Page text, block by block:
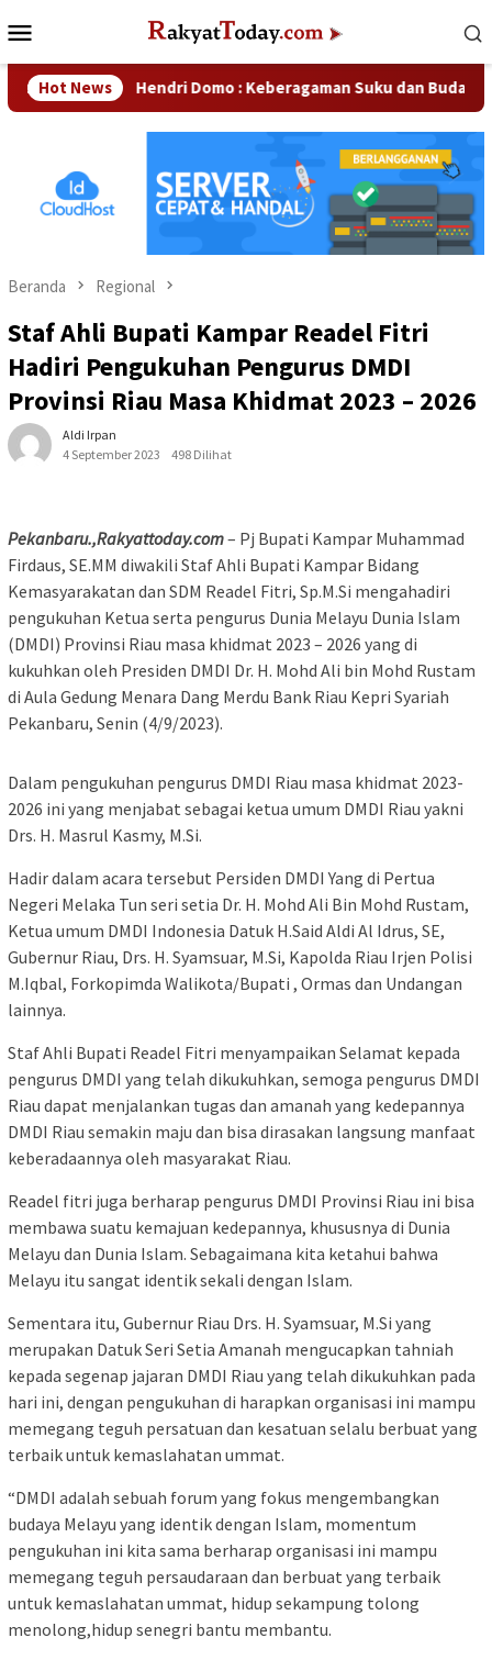
ke
Mobile
Hot News
Hendri Domo : Keberagaman Suku dan Budaya di
Beranda Regional
Staf Ahli Bupati Kampar Readel Fitri
Hadiri Pengukuhan Pengurus DMDI
Provinsi Riau Masa Khidmat 2023 – 2026
Aldi Irpan
4 September 2023
498 Dilihat
Pekanbaru.,Rakyattoday.com– Pj Bupati Kampar Muhammad
Firdaus, SE.MM diwakili Staf Ahli Bupati Kampar Bidang
Kemasyarakatan dan SDM Readel Fitri, Sp.M.Si mengahadiri
pengukuhan Ketua serta pengurus Dunia Melayu Dunia Islam
(DMDI) Provinsi Riau masa khidmat 2023 – 2026 yang di
kukuhkan oleh Presiden DMDI Dr. H. Mohd Ali bin Mohd Rustam
di Aula Gedung Menara Dang Merdu Bank Riau Kepri Syariah
Pekanbaru, Senin (4/9/2023).
Dalam pengukuhan pengurus DMDI Riau masa khidmat 2023-
2026 ini yang menjabat sebagai ketua umum DMDI Riau yakni
Drs. H. Masrul Kasmy, M.Si.
Hadir dalam acara tersebut Persiden DMDI Yang di Pertua
Negeri Melaka Tun seri setia Dr. H. Mohd Ali Bin Mohd Rustam,
Ketua umum DMDI Indonesia Datuk H.Said Aldi Al Idrus, SE,
Gubernur Riau, Drs. H. Syamsuar, M.Si, Kapolda Riau Irjen Polisi
M.Iqbal, Forkopimda Walikota/Bupati , Ormas dan Undangan
lainnya.
Staf Ahli Bupati Readel Fitri menyampaikan Selamat kepada
pengurus DMDI yang telah dikukuhkan, semoga pengurus DMDI
Riau dapat menjalankan tugas dan amanah yang kedepannya
DMDI Riau semakin maju dan bisa dirasakan langsung manfaat
keberadaannya oleh masyarakat Riau.
Readel fitri juga berharap pengurus DMDI Provinsi Riau ini bisa
membawa suatu kemajuan kedepannya, khususnya di Dunia
Melayu dan Dunia Islam. Sebagaimana kita ketahui bahwa
Melayu itu sangat identik sekali dengan Islam.
Sementara itu, Gubernur Riau Drs. H. Syamsuar, M.Si yang
merupakan Datuk Seri Setia Amanah mengucapkan tahniah
kepada segenap jajaran DMDI Riau yang telah dikukuhkan pada
hari ini, dengan pengukuhan di harapkan organisasi ini mampu
memegang teguh persatuan dan kesatuan selalu berbuat yang
terbaik untuk kemaslahatan ummat.
“DMDI adalah sebuah forum yang fokus mengembangkan
budaya Melayu yang identik dengan Islam, momentum
pengukuhan ini kita sama berharap organisasi ini mampu
memegang teguh persaudaraan dan berbuat yang terbaik
untuk kemaslahatan ummat, hidup sekampung tolong
menolong,hidup senegri bantu membantu.